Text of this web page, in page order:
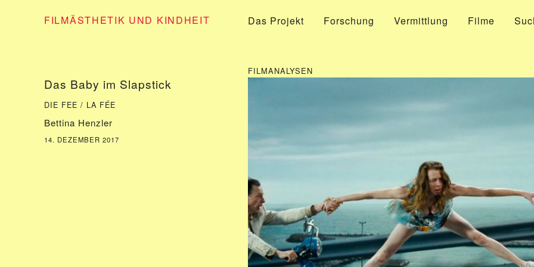
FILMÄSTHETIK UND KINDHEIT Das Projekt Forschung Vermittlung Filme
Das Baby im Slapstick
DIE FEE / LA FÉE
Bettina Henzler
14. DEZEMBER 2017
FILMANALYSEN